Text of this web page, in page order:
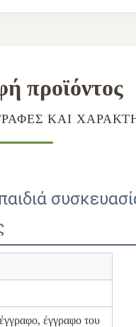
προϊόντος
ΚΑΙ
έγγραφο του